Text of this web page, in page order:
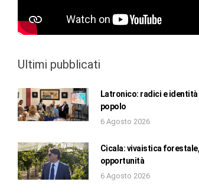
Ultimi pubblicati
Latronico: radici e identità
popolo
6 Agosto 2026
Cicala: vivaistica
opportunità
6 Agosto 2026